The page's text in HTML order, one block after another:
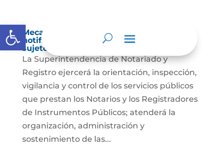
Abrir barra de herramientas
Mecanismos internos de supervisión,
notificación y vigilancia pertinente del
sujeto obligado
La Superintendencia de Notariado y
Registro ejercerá la orientación, inspección,
vigilancia y control de los servicios públicos
que prestan los Notarios y los Registradores
de Instrumentos Públicos; atenderá la
organización, administración y
sostenimiento de las...